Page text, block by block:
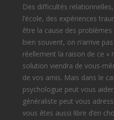
Des difficultés
l’école, des expériences
être la cause des
bien souvent, on n’arrive
réellement la raison de ce «
solution viendra de vous-
de vos amis. Mais dans le
psychologue peut vous
généraliste peut vous
vous êtes aussi libre d’en